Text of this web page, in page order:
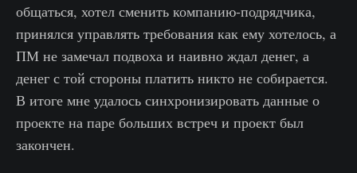
общаться, хотел сменить компанию-подрядчика,
принялся управлять требования как ему хотелось, а
ПМ не замечал подвоха и наивно ждал денег, а
денег с той стороны платить никто не собирается.
В итоге мне удалось синхронизировать данные о
проекте на паре больших встреч и проект был
закончен.